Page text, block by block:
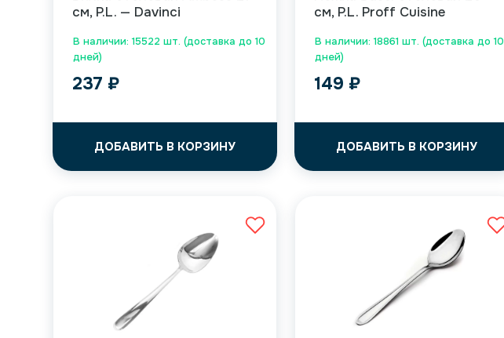
В наличии: 15522 шт. (доставка до 10
дней)
см, P.L. — Davinci
237 ₽
ДОБАВИТЬ В КОРЗИНУ
В наличии: 18861 шт. (доставка до 10
дней)
см, P.L. Proff Cuisine
149 ₽
ДОБАВИТЬ В КОРЗИНУ